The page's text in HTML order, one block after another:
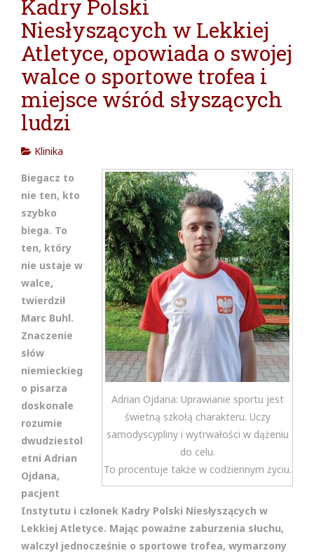
Kadry Polski
Niesłyszących w Lekkiej
Atletyce, opowiada o swojej
walce o sportowe trofea i
miejsce wśród słyszących
ludzi
Klinika
Adrian Ojdana: Uprawianie sportu jest
świetną szkołą charakteru. Uczy
samodyscypliny i wytrwałości w dążeniu
do celu.
To procentuje także w codziennym życiu.
Biegacz to
nie ten, kto
szybko
biega. To
ten, który
nie ustaje w
walce,
twierdził
Marc Buhl.
Znaczenie
słów
niemieckieg
o pisarza
doskonale
rozumie
dwudziestol
etni Adrian
Ojdana,
pacjent
Instytutu i członek Kadry Polski Niesłyszących w
Lekkiej Atletyce. Mając poważne zaburzenia słuchu,
walczył jednocześnie o sportowe trofea, wymarzony